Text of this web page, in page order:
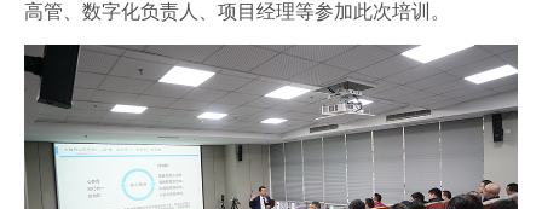
会员风采
协会月刊
爱游戏体育-爱游戏| 爱游戏官方网站
加入我们
高管、数字化负责人、项目经理等参加此次培训。